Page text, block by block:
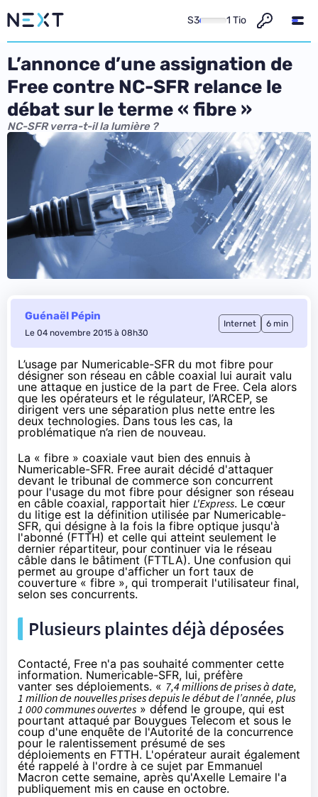
S3 1 Tio
L’annonce d’une assignation de
Free contre NC-SFR relance le
débat sur le terme « fibre »
NC-SFR verra-t-il la lumière ?
Guénaël Pépin
Le 04 novembre 2015 à 08h30
Internet 6 min
L’usage par Numericable-SFR du mot fibre pour
désigner son réseau en câble coaxial lui aurait valu
une attaque en justice de la part de Free. Cela alors
que les opérateurs et le régulateur, l’ARCEP, se
dirigent vers une séparation plus nette entre les
deux technologies. Dans tous les cas, la
problématique n’a rien de nouveau.
La « fibre » coaxiale vaut bien des ennuis à
Numericable-SFR. Free aurait décidé d'attaquer
devant le tribunal de commerce son concurrent
pour l'usage du mot fibre pour désigner son réseau
en câble coaxial, rapportait hier L'Express. Le cœur
du litige est la définition utilisée par Numericable-
SFR, qui désigne à la fois la fibreoptique jusqu'à
l'abonné (FTTH) et celle qui atteint seulement le
dernier répartiteur, pour continuer via le réseau
câble dans le bâtiment (FTTLA). Une confusion qui
permet au groupe d'afficher un fort taux de
couverture « fibre », qui tromperait l'utilisateur final,
selon ses concurrents.
Plusieurs plaintes déjà déposées
Contacté, Free n'a pas souhaité commenter cette
information. Numericable-SFR, lui, préfère
vanter ses déploiements. « 7,4 millions de prises à date,
1 million de nouvelles prises depuis le début de l’année, plus
1 000 communes ouvertes » défend le groupe, qui est
pourtant attaqué par Bouygues Telecom et sous le
coup d'une enquête de l'Autorité de la concurrence
pour le ralentissement présumé de ses
déploiements en FTTH. L'opérateur aurait également
été rappelé à l'ordre à ce sujet par Emmanuel
Macron cette semaine, après qu'Axelle Lemaire l'a
publiquement mis en cause en octobre.